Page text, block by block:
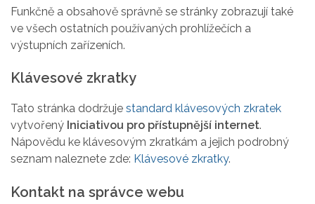
Funkčně a obsahově správně se stránky zobrazují také
ve všech ostatních používaných prohlížečích a
výstupních zařízeních.
Klávesové zkratky
Tato stránka dodržuje standard klávesových zkratek
vytvořený Iniciativou pro přístupnější internet.
Nápovědu ke klávesovým zkratkám a jejich podrobný
seznam naleznete zde: Klávesové zkratky.
Kontakt na správce webu